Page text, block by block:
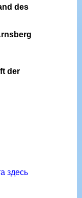
des
der
здесь